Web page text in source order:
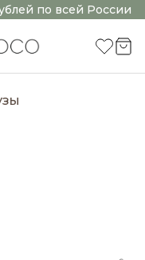
по всей России